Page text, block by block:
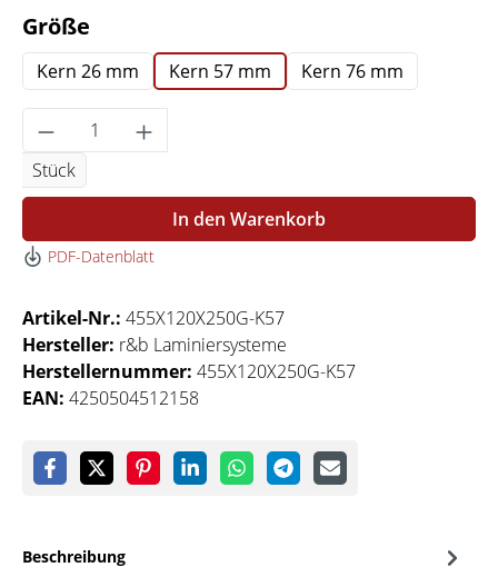
Größe
Kern 26 mm Kern 57 mm Kern 76 mm
Produkt Anzahl: Gib den gewünschten
Stück
In den Warenkorb
PDF-Datenblatt
Artikel-Nr.: 455X120X250G-K57
Hersteller: r&b Laminiersysteme
Herstellernummer: 455X120X250G-K57
EAN: 4250504512158
Beschreibung